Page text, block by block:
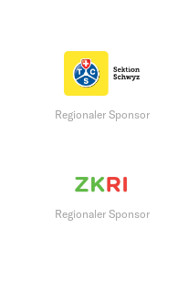
Regionaler Sponsor
Regionaler Sponsor